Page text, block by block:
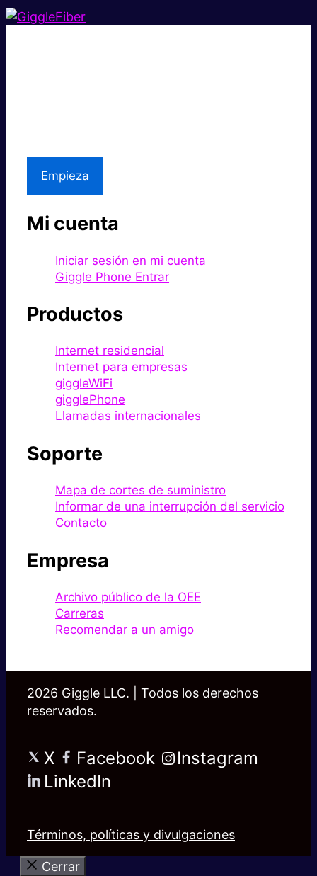
Empieza
Mi cuenta
Iniciar sesión en mi cuenta
Giggle Phone Entrar
Productos
Internet residencial
Internet para empresas
giggleWiFi
gigglePhone
Llamadas internacionales
Soporte
Mapa de cortes de suministro
Informar de una interrupción del servicio
Contacto
Empresa
Archivo público de la OEE
Carreras
Recomendar a un amigo
2026 Giggle LLC. | Todos los derechos
reservados.
X Facebook
Instagram
LinkedIn
Términos, políticas y divulgaciones
Cerrar